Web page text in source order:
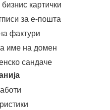
картички
за е-пошта
фактури
име на домен
сандаче